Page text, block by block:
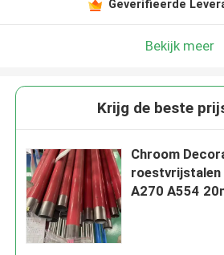
Geverifieerde
Bekijk meer
Krijg de beste
Chroom
roestvrijstalen
A270 A554